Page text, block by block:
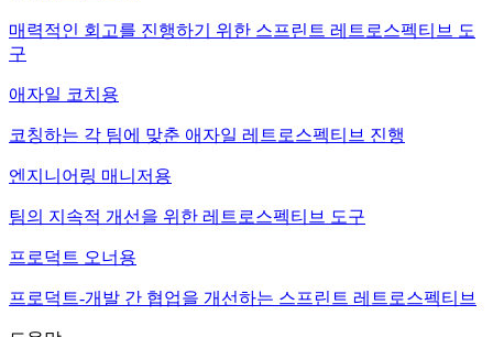
매력적인 회고를 진행하기 위한 스프린트 레트로스펙티브 도
구
애자일 코치용
코칭하는 각 팀에 맞춘 애자일 레트로스펙티브 진행
엔지니어링 매니저용
팀의 지속적 개선을 위한 레트로스펙티브 도구
프로덕트 오너용
프로덕트-개발 간 협업을 개선하는 스프린트 레트로스펙티브